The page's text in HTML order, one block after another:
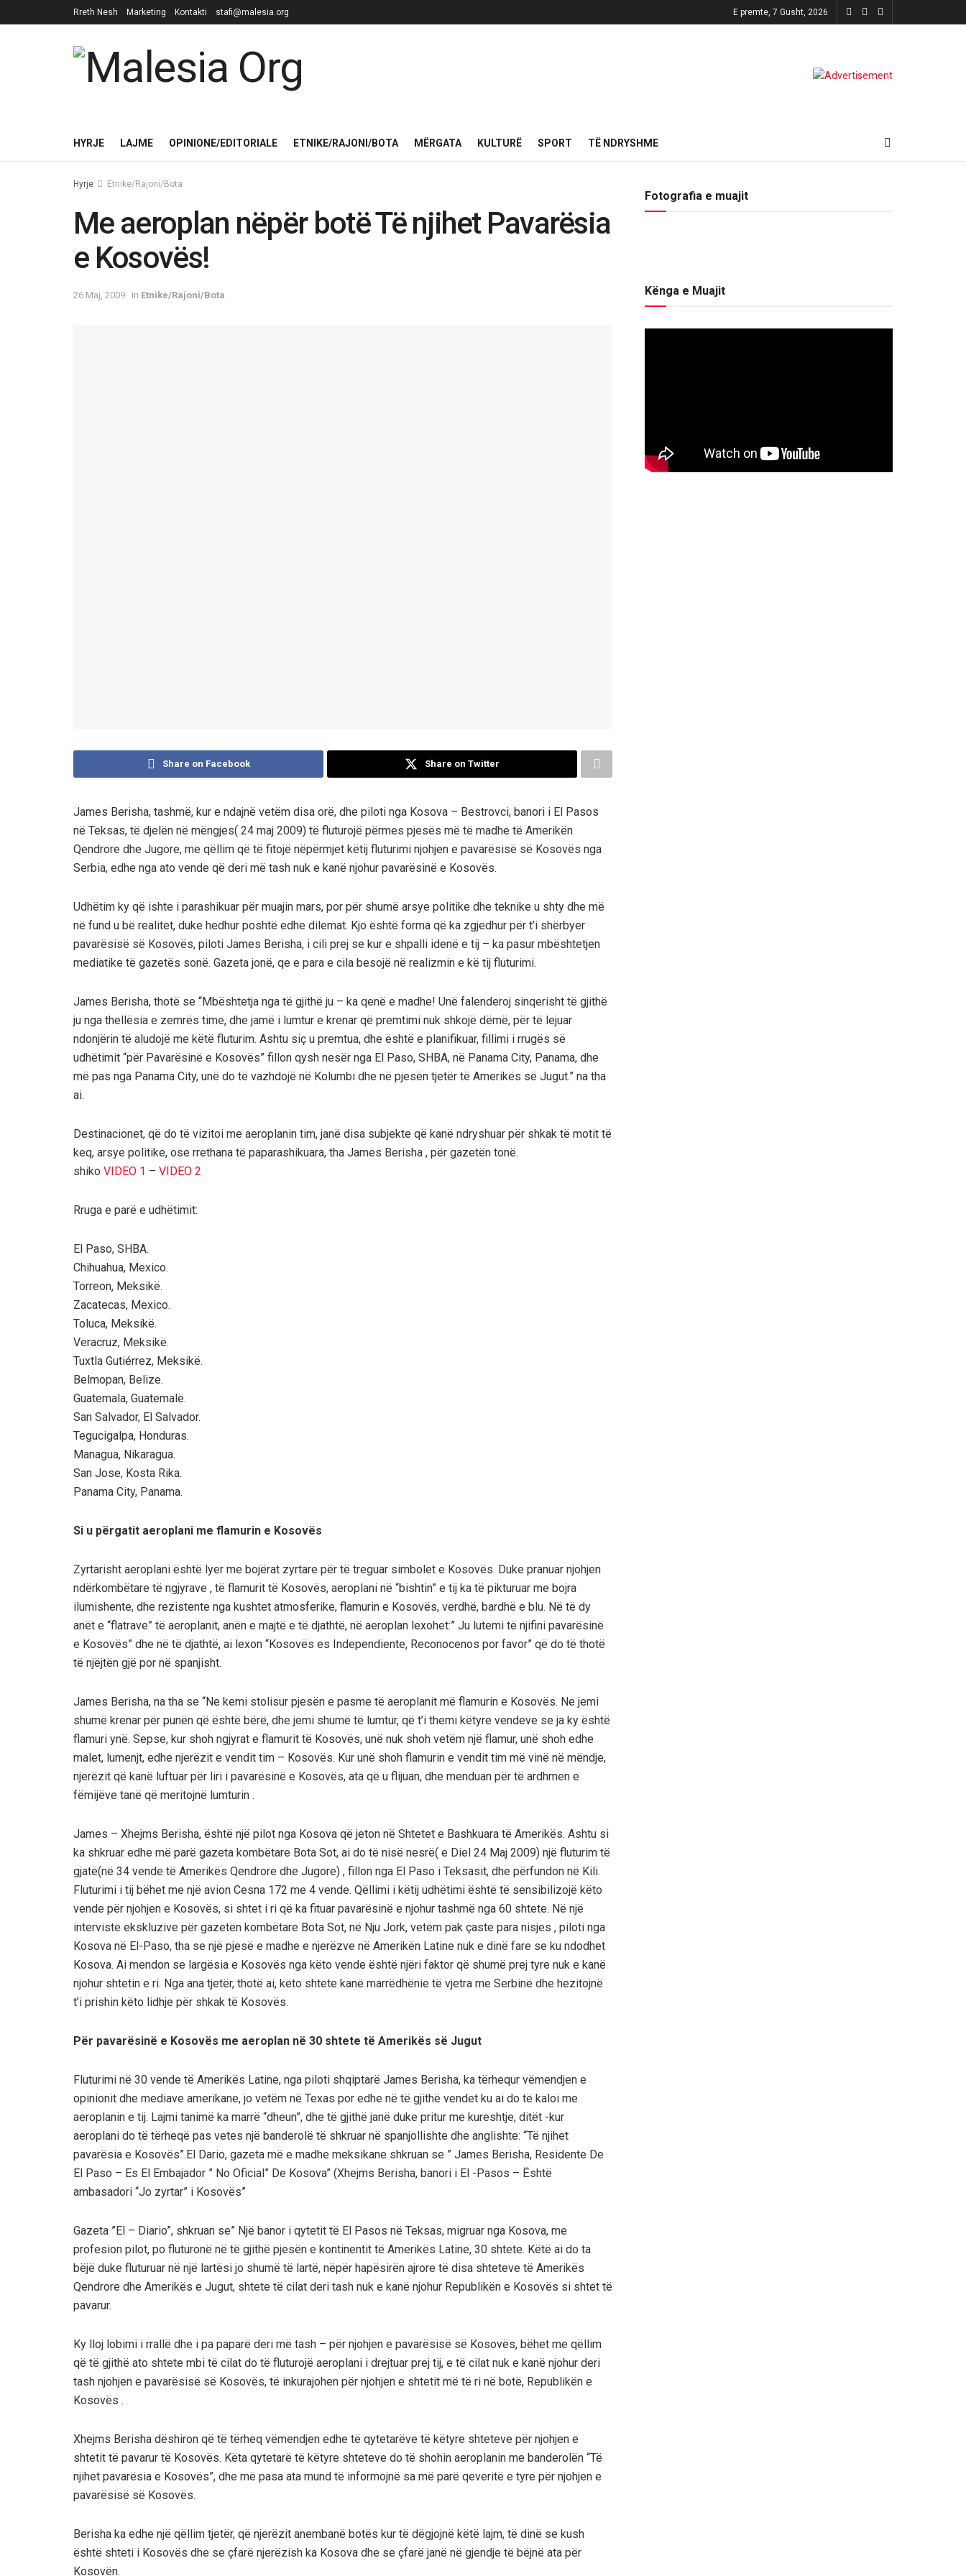
Rreth Nesh Marketing Kontakti stafi@malesia.org E premte, 7 Gusht, 2026
HYRJE LAJME OPINIONE/EDITORIALE ETNIKE/RAJONI/BOTA MËRGATA KULTURË SPORT TË NDRYSHME
Hyrje Etnike/Rajoni/Bota
Me aeroplan nëpër botë Të njihet Pavarësia
e Kosovës!
26 Maj, 2009 in Etnike/Rajoni/Bota
Share on Facebook Share on Twitter
James Berisha, tashmë, kur e ndajnë vetëm disa orë, dhe piloti nga Kosova – Bestrovci, banori i El Pasos
në Teksas, të djelën në mëngjes( 24 maj 2009) të fluturojë përmes pjesës më të madhe të Amerikën
Qendrore dhe Jugore, me qëllim që të fitojë nëpërmjet këtij fluturimi njohjen e pavarësisë së Kosovës nga
Serbia, edhe nga ato vende që deri më tash nuk e kanë njohur pavarësinë e Kosovës.
Udhëtim ky që ishte i parashikuar për muajin mars, por për shumë arsye politike dhe teknike u shty dhe më
në fund u bë realitet, duke hedhur poshtë edhe dilemat. Kjo është forma që ka zgjedhur për t’i shërbyer
pavarësisë së Kosovës, piloti James Berisha, i cili prej se kur e shpalli idenë e tij – ka pasur mbështetjen
mediatike të gazetës sonë. Gazeta jonë, qe e para e cila besojë në realizmin e kë tij fluturimi.
James Berisha, thotë se “Mbështetja nga të gjithë ju – ka qenë e madhe! Unë falenderoj sinqerisht të gjithë
ju nga thellësia e zemrës time, dhe jamë i lumtur e krenar që premtimi nuk shkojë dëmë, për të lejuar
ndonjërin të aludojë me këtë fluturim. Ashtu siç u premtua, dhe është e planifikuar, fillimi i rrugës së
udhëtimit “për Pavarësinë e Kosovës” fillon qysh nesër nga El Paso, SHBA, në Panama City, Panama, dhe
më pas nga Panama City, unë do të vazhdojë në Kolumbi dhe në pjesën tjetër të Amerikës së Jugut.” na tha
ai.
Destinacionet, që do të vizitoi me aeroplanin tim, janë disa subjekte që kanë ndryshuar për shkak të motit të
keq, arsye politike, ose rrethana të paparashikuara, tha James Berisha , për gazetën tonë.
shiko VIDEO 1 – VIDEO 2
Rruga e parë e udhëtimit:
El Paso, SHBA.
Chihuahua, Mexico.
Torreon, Meksikë.
Zacatecas, Mexico.
Toluca, Meksikë.
Veracruz, Meksikë.
Tuxtla Gutiérrez, Meksikë.
Belmopan, Belize.
Guatemala, Guatemalë.
San Salvador, El Salvador.
Tegucigalpa, Honduras.
Managua, Nikaragua.
San Jose, Kosta Rika.
Panama City, Panama.
Si u përgatit aeroplani me flamurin e Kosovës
Zyrtarisht aeroplani është lyer me bojërat zyrtare për të treguar simbolet e Kosovës. Duke pranuar njohjen
ndërkombëtare të ngjyrave , të flamurit të Kosovës, aeroplani në “bishtin” e tij ka të pikturuar me bojra
ilumishente, dhe rezistente nga kushtet atmosferike, flamurin e Kosovës, verdhë, bardhë e blu. Në të dy
anët e “flatrave” të aeroplanit, anën e majtë e të djathtë, në aeroplan lexohet:” Ju lutemi të njifini pavarësinë
e Kosovës” dhe në të djathtë, ai lexon “Kosovës es Independiente, Reconocenos por favor” që do të thotë
të njëjtën gjë por në spanjisht.
James Berisha, na tha se “Ne kemi stolisur pjesën e pasme të aeroplanit më flamurin e Kosovës. Ne jemi
shumë krenar për punën që është bërë, dhe jemi shumë të lumtur, që t’i themi këtyre vendeve se ja ky është
flamuri ynë. Sepse, kur shoh ngjyrat e flamurit të Kosovës, unë nuk shoh vetëm një flamur, unë shoh edhe
malet, lumenjt, edhe njerëzit e vendit tim – Kosovës. Kur unë shoh flamurin e vendit tim më vinë në mëndje,
njerëzit që kanë luftuar për liri i pavarësinë e Kosovës, ata që u flijuan, dhe menduan për të ardhmen e
fëmijëve tanë që meritojnë lumturin .
James – Xhejms Berisha, është një pilot nga Kosova që jeton në Shtetet e Bashkuara të Amerikës. Ashtu si
ka shkruar edhe më parë gazeta kombëtare Bota Sot, ai do të nisë nesrë( e Diel 24 Maj 2009) një fluturim të
gjatë(në 34 vende të Amerikës Qendrore dhe Jugore) , fillon nga El Paso i Teksasit, dhe përfundon në Kili.
Fluturimi i tij bëhet me një avion Cesna 172 me 4 vende. Qëllimi i këtij udhëtimi është të sensibilizojë këto
vende për njohjen e Kosovës, si shtet i ri që ka fituar pavarësinë e njohur tashmë nga 60 shtete. Në një
intervistë ekskluzive për gazetën kombëtare Bota Sot, në Nju Jork, vetëm pak çaste para nisjes , piloti nga
Kosova në El-Paso, tha se një pjesë e madhe e njerëzve në Amerikën Latine nuk e dinë fare se ku ndodhet
Kosova. Ai mendon se largësia e Kosovës nga këto vende është njëri faktor që shumë prej tyre nuk e kanë
njohur shtetin e ri. Nga ana tjetër, thotë ai, këto shtete kanë marrëdhënie të vjetra me Serbinë dhe hezitojnë
t’i prishin këto lidhje për shkak të Kosovës.
Për pavarësinë e Kosovës me aeroplan në 30 shtete të Amerikës së Jugut
Fluturimi në 30 vende të Amerikës Latine, nga piloti shqiptarë James Berisha, ka tërhequr vëmendjen e
opinionit dhe mediave amerikane, jo vetëm në Texas por edhe në të gjithë vendet ku ai do të kaloi me
aeroplanin e tij. Lajmi tanimë ka marrë “dheun”, dhe të gjithë janë duke pritur me kureshtje, ditët -kur
aeroplani do të tërheqë pas vetes një banderolë të shkruar në spanjollishte dhe anglishte: “Të njihet
pavarësia e Kosovës”.El Dario, gazeta më e madhe meksikane shkruan se ” James Berisha, Residente De
El Paso – Es El Embajador ” No Oficial” De Kosova” (Xhejms Berisha, banori i El -Pasos – Është
ambasadori “Jo zyrtar” i Kosovës”
Gazeta ”El – Diario”, shkruan se” Një banor i qytetit të El Pasos në Teksas, migruar nga Kosova, me
profesion pilot, po fluturonë në të gjithë pjesën e kontinentit të Amerikës Latine, 30 shtete. Këtë ai do ta
bëjë duke fluturuar në një lartësi jo shumë të lartë, nëpër hapësirën ajrore të disa shteteve të Amerikës
Qendrore dhe Amerikës e Jugut, shtete të cilat deri tash nuk e kanë njohur Republikën e Kosovës si shtet të
pavarur.
Ky lloj lobimi i rrallë dhe i pa paparë deri më tash – për njohjen e pavarësisë së Kosovës, bëhet me qëllim
që të gjithë ato shtete mbi të cilat do të fluturojë aeroplani i drejtuar prej tij, e të cilat nuk e kanë njohur deri
tash njohjen e pavarësisë së Kosovës, të inkurajohen për njohjen e shtetit më të ri në botë, Republikën e
Kosovës .
Xhejms Berisha dëshiron që të tërheq vëmendjen edhe të qytetarëve të këtyre shteteve për njohjen e
shtetit të pavarur të Kosovës. Këta qytetarë të këtyre shteteve do të shohin aeroplanin me banderolën “Të
njihet pavarësia e Kosovës”, dhe më pasa ata mund të informojnë sa më parë qeveritë e tyre për njohjen e
pavarësisë së Kosovës.
Berisha ka edhe një qëllim tjetër, që njerëzit anembanë botës kur të dëgjojnë këtë lajm, të dinë se kush
është shteti i Kosovës dhe se çfarë njerëzish ka Kosova dhe se çfarë janë në gjendje të bëjnë ata për
Kosovën.
Fotografia e muajit
Kënga e Muajit